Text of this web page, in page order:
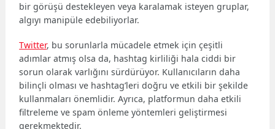
bir görüşü destekleyen veya karalamak isteyen gruplar,
algıyı manipüle edebiliyorlar.
Twitter, bu sorunlarla mücadele etmek için çeşitli
adımlar atmış olsa da, hashtag kirliliği hala ciddi bir
sorun olarak varlığını sürdürüyor. Kullanıcıların daha
bilinçli olması ve hashtag’leri doğru ve etkili bir şekilde
kullanmaları önemlidir. Ayrıca, platformun daha etkili
filtreleme ve spam önleme yöntemleri geliştirmesi
gerekmektedir.